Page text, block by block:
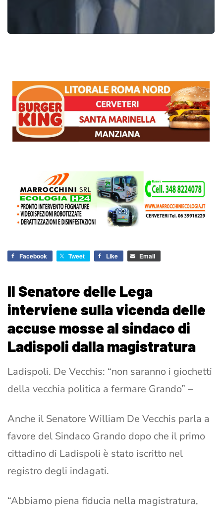
Facebook Tweet Like Email
Il Senatore delle Lega
interviene sulla vicenda delle
accuse mosse al sindaco di
Ladispoli dalla magistratura
Ladispoli. De Vecchis: “non saranno i giochetti
della vecchia politica a fermare Grando” –
Anche il Senatore William De Vecchis parla a
favore del Sindaco Grando dopo che il primo
cittadino di Ladispoli è stato iscritto nel
registro degli indagati.
“Abbiamo piena fiducia nella magistratura,